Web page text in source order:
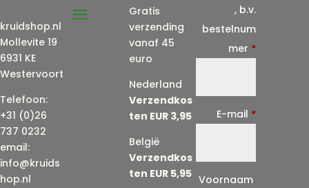
kruidshop.nl
Mollevite 19
6931 KE
Westervoort
Telefoon:
+31 (0)26
737 0232
email:
info@kruids
hop.nl
Gratis
verzending
vanaf 45
euro
Nederland
Verzendkos
ten EUR 3,95
België
Verzendkos
ten EUR 5,95
, b.v.
bestelnum
mer *
E-mail *
Voornaam